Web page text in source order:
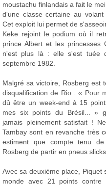
moustachu finlandais a fait le
d'une classe certaine au
Cet exploit lui permet de
Keke rejoint le podium où il
prince Albert et les princesses
n'est plus là : elle s'est tuée
septembre 1982.
Malgré sa victoire, Rosberg est
disqualification de Rio : « Pour
dû être un week-end à 15
mes six points du Brésil... »
jamais pleinement satisfait !
Tambay sont en revanche très
estiment que compte tenu
Rosberg de partir en pneus
Avec sa deuxième place, Piquet
monde avec 21 points